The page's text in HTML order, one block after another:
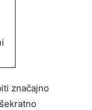
značajno